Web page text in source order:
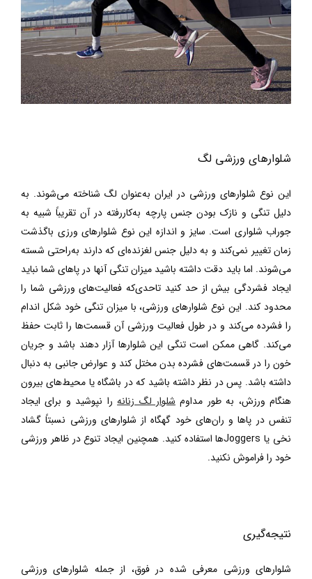
شلوارهای ورزشی لگ
این نوع شلوارهای ورزشی در ایران به‌عنوان لگ شناخته می‌شوند. به
دلیل تنگی و نازک بودن جنس پارچه به‌کاررفته در آن تقریباً شبیه به
جوراب شلواری است. سایز و اندازه این نوع شلوارهای ورزی باگذشت
زمان تغییر نمی‌کند و به دلیل جنس لغزنده‌ای که دارند به‌راحتی شسته
می‌شوند. اما باید دقت داشته باشید میزان تنگی آنها در پاهای شما نباید
ایجاد فشردگی بیش از حد کنید تاحدی‌که فعالیت‌های ورزشی شما را
محدود کند. این نوع شلوارهای ورزشی، با میزان تنگی خود شکل اندام
را فشرده می‌کند و در طول فعالیت ورزشی آن قسمت‌ها را ثابت حفظ
می‌کند. گاهی ممکن است تنگی این شلوارها آزار دهند باشد و جریان
خون را در قسمت‌های فشرده بدن مختل کند و عوارض جانبی به دنبال
داشته باشد. پس در نظر داشته باشید که در باشگاه یا محیط‌های بیرون
هنگام ورزش، به طور مداومشلوار لگ زنانهرا نپوشید و برای ایجاد
تنفس در پاها و ران‌های خود گهگاه از شلوارهای ورزشی نسبتاً گشاد
نخی یا Joggersها استفاده کنید. همچنین ایجاد تنوع در ظاهر ورزشی
خود را فراموش نکنید.
نتیجه‌گیری
شلوارهای ورزشی معرفی شده در فوق، از جمله شلوارهای ورزشی